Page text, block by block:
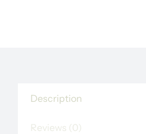
Description
Reviews (0)